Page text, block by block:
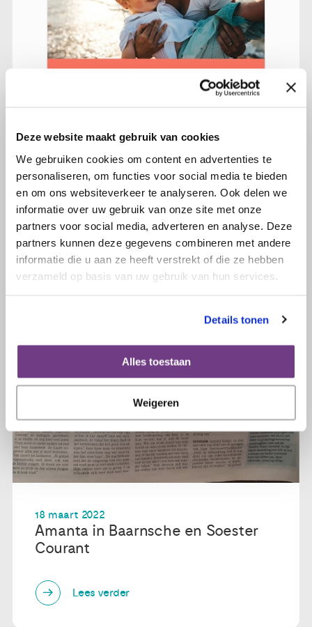
Deze website maakt gebruik van cookies
We gebruiken cookies om content en advertenties te
personaliseren, om functies voor social media te bieden
en om ons websiteverkeer te analyseren. Ook delen we
informatie over uw gebruik van onze site met onze
partners voor social media, adverteren en analyse. Deze
partners kunnen deze gegevens combineren met andere
informatie die u aan ze heeft verstrekt of die ze hebben
verzameld op basis van uw gebruik van hun services.
Details tonen
Alles toestaan
Weigeren
Dan krijg je te horen: het zit in de
familie
Lees verder
18 maart 2022
Amanta in Baarnsche en Soester
Courant
Lees verder